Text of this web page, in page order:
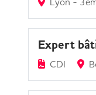
Expert
CDI